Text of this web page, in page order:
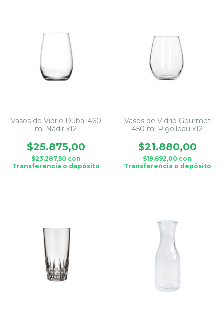
Vasos de Vidrio Dubai 460
ml Nadir x12
$25.875,00
$23.287,50 con
Transferencia o depósito
Vasos de Vidrio Gourmet
450 ml Rigolleau x12
$21.880,00
$19.692,00 con
Transferencia o depósito